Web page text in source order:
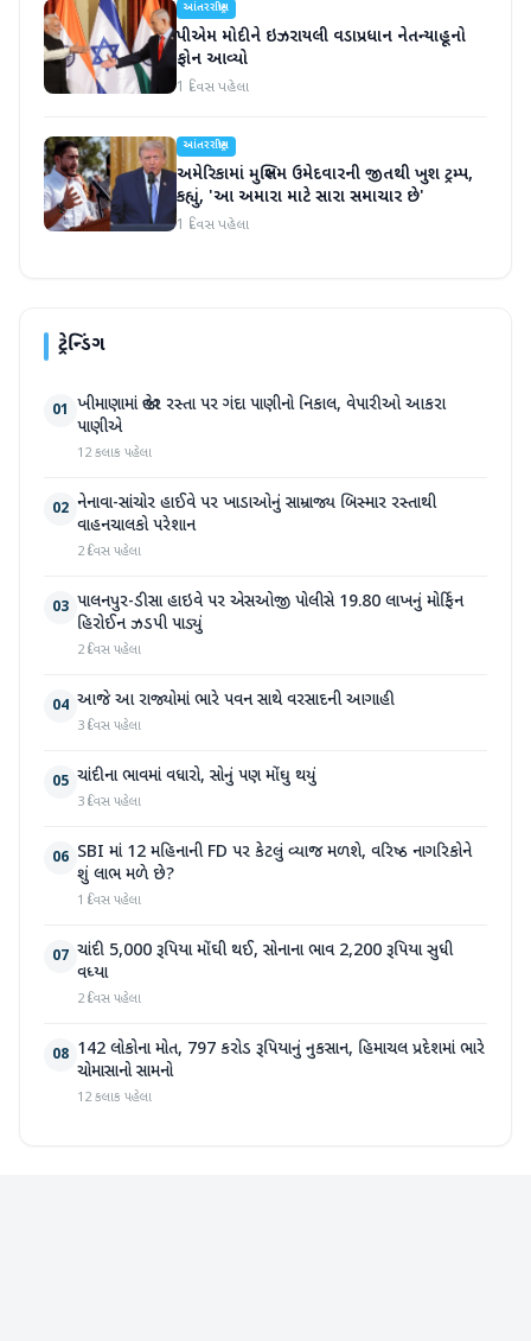
આંતરરાષ્ટ્રીય
પીએમ મોદીને ઇઝરાયલી વડાપ્રધાન નેતન્યાહૂનો
ફોન આવ્યો
1 દિવસ પહેલા
આંતરરાષ્ટ્રીય
અમેરિકામાં મુસ્લિમ ઉમેદવારની જીતથી ખુશ ટ્રમ્પ,
કહ્યું, 'આ અમારા માટે સારા સમાચાર છે'
1 દિવસ પહેલા
ટ્રેન્ડિંગ
01 ખીમાણામાં જાહેર રસ્તા પર ગંદા પાણીનો નિકાલ, વેપારીઓ આકરા
પાણીએ
12 કલાક પહેલા
02 નેનાવા-સાંચોર હાઈવે પર ખાડાઓનું સામ્રાજ્ય બિસ્માર રસ્તાથી
વાહનચાલકો પરેશાન
2 દિવસ પહેલા
03 પાલનપુર-ડીસા હાઇવે પર એસઓજી પોલીસે 19.80 લાખનું મોર્ફિન
હિરોઈન ઝડપી પાડ્યું
2 દિવસ પહેલા
04 આજે આ રાજ્યોમાં ભારે પવન સાથે વરસાદની આગાહી
3 દિવસ પહેલા
05 ચાંદીના ભાવમાં વધારો, સોનું પણ મોંઘુ થયું
3 દિવસ પહેલા
06 SBI માં 12 મહિનાની FD પર કેટલું વ્યાજ મળશે, વરિષ્ઠ નાગરિકોને
શું લાભ મળે છે?
1 દિવસ પહેલા
07 ચાંદી 5,000 રૂપિયા મોંઘી થઈ, સોનાના ભાવ 2,200 રૂપિયા સુધી
વધ્યા
2 દિવસ પહેલા
08 142 લોકોના મોત, 797 કરોડ રૂપિયાનું નુકસાન, હિમાચલ પ્રદેશમાં ભારે
ચોમાસાનો સામનો
12 કલાક પહેલા